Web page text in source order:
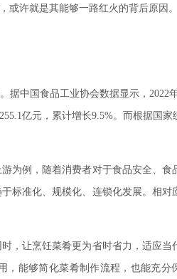
或许就是其能够一路红火的背后原因。
据中国食品工业协会数据显示，2022
亿元，累计增长9.5%。而根据国家
为例，随着消费者对于食品安全、食
标准化、规模化、连锁化发展。相对
，让烹饪菜肴更为省时省力，适应当
，能够简化菜肴制作流程，也能充分